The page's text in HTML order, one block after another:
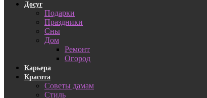
Досуг
Подарки
Праздники
Сны
Дом
Ремонт
Огород
Карьера
Красота
Советы дамам
Стиль